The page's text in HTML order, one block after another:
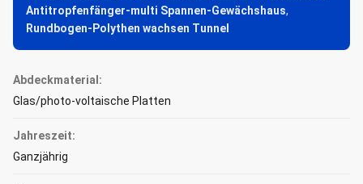
Antitropfenfänger-multi Spannen-Gewächshaus,
Rundbogen-Polythen wachsen Tunnel
Abdeckmaterial:
Glas/photo-voltaische Platten
Jahreszeit:
Ganzjährig